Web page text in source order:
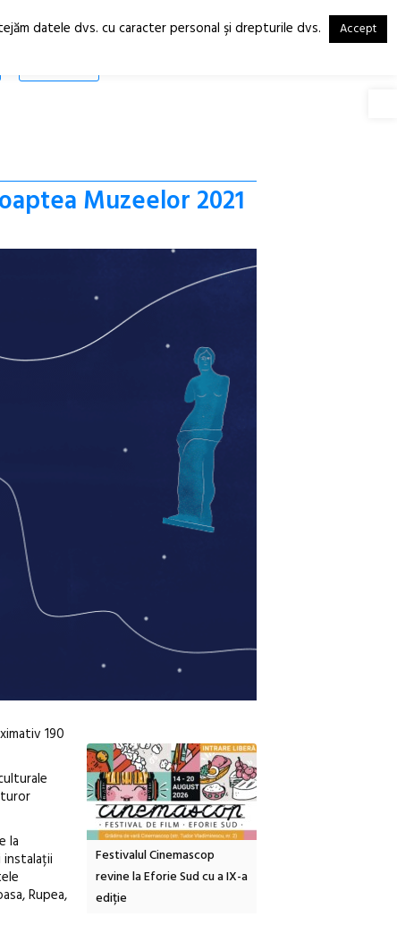
RO
EN
Muzeelor 2021
190
la
Rupea,
urbană
Festivalul Cinemascop
revine la Eforie Sud cu a IX-a
ediție
datele dvs. cu caracter personal şi drepturile dvs. Accept